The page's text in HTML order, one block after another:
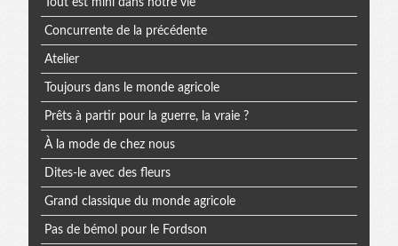
Tout est mini dans notre vie
Concurrente de la précédente
Atelier
Toujours dans le monde agricole
Prêts à partir pour la guerre, la vraie ?
À la mode de chez nous
Dites-le avec des fleurs
Grand classique du monde agricole
Pas de bémol pour le Fordson